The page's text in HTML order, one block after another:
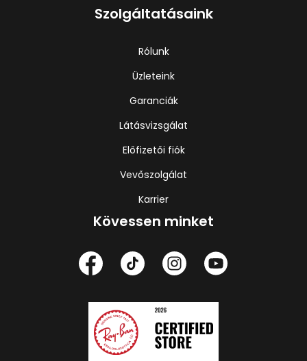
Szolgáltatásaink
Rólunk
Üzleteink
Garanciák
Látásvizsgálat
Előfizetői fiók
Vevőszolgálat
Karrier
Kövessen minket